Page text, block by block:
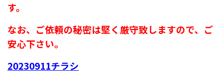
す。
なお、ご依頼の秘密は堅く厳守致しますので、ご
安心下さい。
20230911チラシ